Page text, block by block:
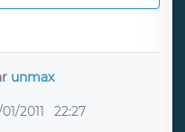
unmax
2011 22:27